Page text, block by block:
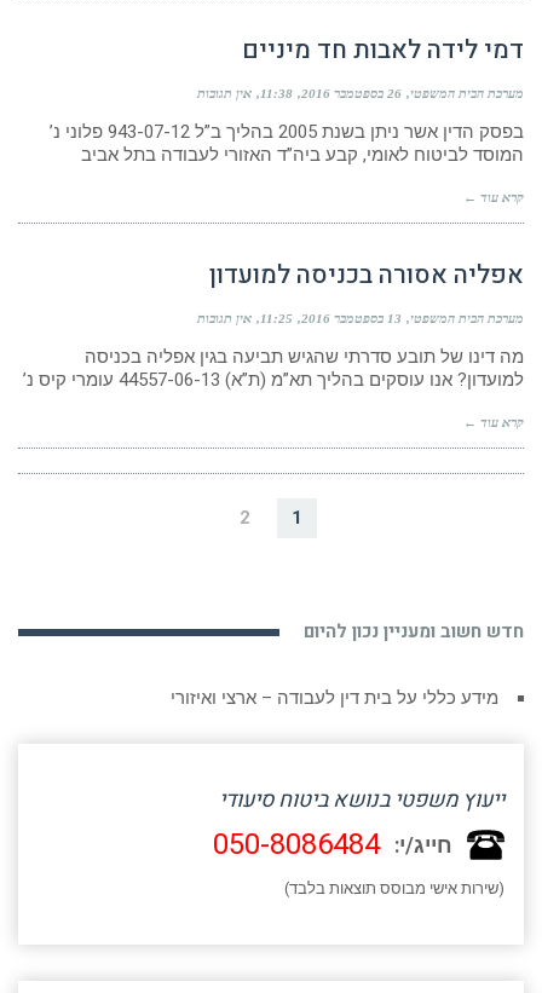
דמי לידה לאבות חד מיניים
מערכת הבית המשפטי 26 בספטמבר 2016 11:38 אין תגובות
בפסק הדין אשר ניתן בשנת 2005 בהליך ב”ל 943-07-12 פלוני נ’
המוסד לביטוח לאומי, קבע ביה”ד האזורי לעבודה בתל אביב
קרא עוד ←
אפליה אסורה בכניסה למועדון
מערכת הבית המשפטי 13 בספטמבר 2016 11:25 אין תגובות
מה דינו של תובע סדרתי שהגיש תביעה בגין אפליה בכניסה
למועדון? אנו עוסקים בהליך תא”מ (ת”א) 44557-06-13 עומרי קיס נ’
קרא עוד ←
1
2
חדש חשוב ומעניין נכון להיום
מידע כללי על בית דין לעבודה – ארצי ואיזורי
ייעוץ משפטי בנושא ביטוח סיעודי
חייג/י: 050-8086484
(שירות אישי מבוסס תוצאות בלבד)